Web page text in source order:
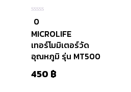
0
ใน
5
0
MICROLIFE
เทอร์โมมิเตอร์วัด
อุณหภูมิ รุ่น MT500
450 ฿